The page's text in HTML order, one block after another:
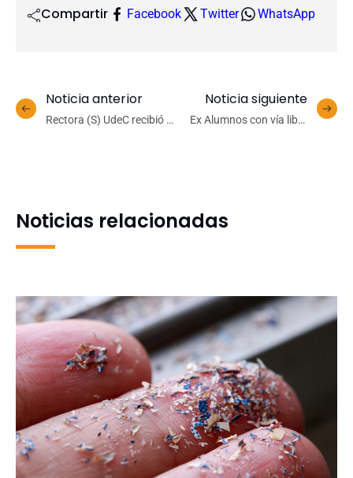
Compartir Facebook Twitter WhatsApp
Noticia anterior
Rectora (S) UdeC recibió al
Noticia siguiente
Ex Alumnos con vía libre
Noticias relacionadas